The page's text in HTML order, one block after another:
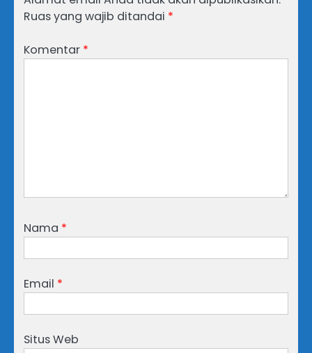
Ruas yang wajib ditandai *
Komentar *
Nama *
Email *
Situs Web